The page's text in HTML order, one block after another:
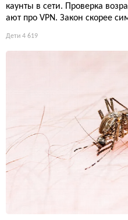
каунты в сети. Проверка
ают про VPN. Закон скорее
Дети 4 619